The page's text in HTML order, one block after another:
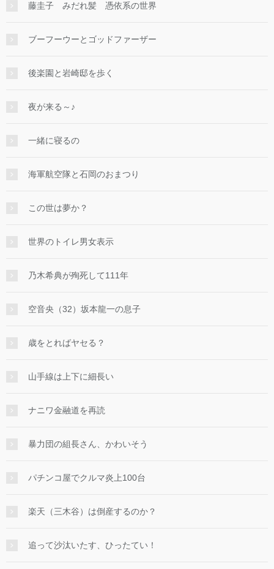
藤圭子 みだれ髪 憑依系の世界
ブーフーウーとゴッドファーザー
後楽園と岩崎邸を歩く
夜が来る～♪
一緒に寝るの
海軍航空隊と石岡のおまつり
この世は夢か？
世界のトイレ男女表示
乃木希典が殉死して111年
空音央（32）坂本龍一の息子
歳をとればヤセる？
山手線は上下に細長い
ナニワ金融道を再読
暴力団の組長さん、かわいそう
パチンコ屋でクルマ炎上100台
楽天（三木谷）は倒産するのか？
追って沙汰いたす、ひったてい！